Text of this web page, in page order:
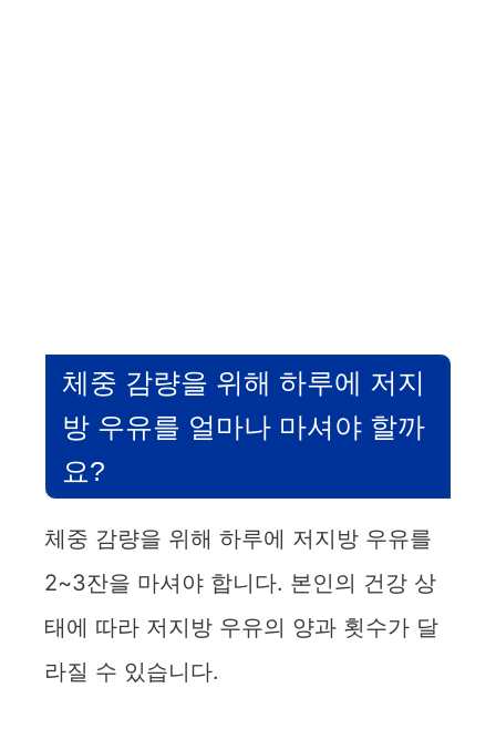
체중 감량을 위해 하루에 저지
방 우유를 얼마나 마셔야 할까
요?
체중 감량을 위해 하루에 저지방 우유를
2~3잔을 마셔야 합니다. 본인의 건강 상
태에 따라 저지방 우유의 양과 횟수가 달
라질 수 있습니다.